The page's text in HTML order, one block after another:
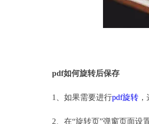
pdf如何旋转后保存
1、如果需要进行pdf旋转
2、在“旋转页”弹窗页面设置